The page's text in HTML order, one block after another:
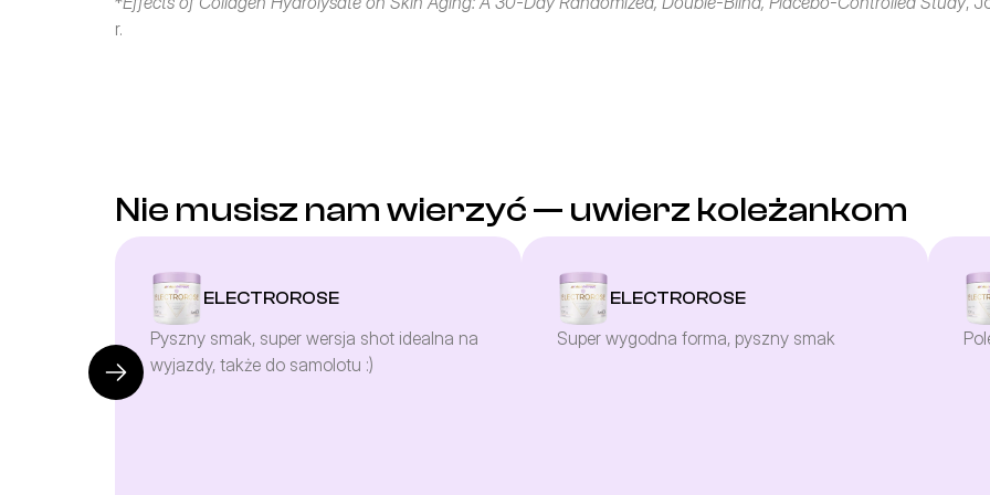
r.
Nie musisz nam wierzyć — uwierz koleżankom
ELECTROROSE
Pyszny smak, super wersja shot idealna na
wyjazdy, także do samolotu :)
ELECTROROSE
Super wygodna forma, pyszny smak